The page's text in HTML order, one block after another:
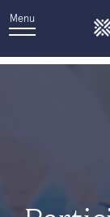
Menu
Autor: